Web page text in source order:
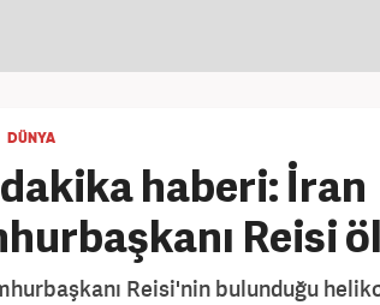
DÜNYA
haberi: İran
Reisi
Reisi'nin bulunduğu